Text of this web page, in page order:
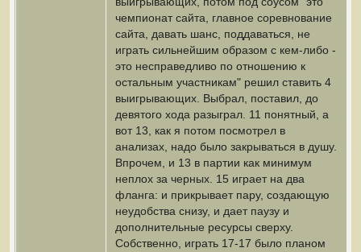
чемпионат сайта, главное соревнование
сайта, давать шанс, поддаваться, не
играть сильнейшим образом с кем-либо -
это несправедливо по отношению к
остальным участникам" решил ставить 4
выигрывающих. Выбрал, поставил, до
девятого хода разыграл. 11 понятный, а
вот 13, как я потом посмотрел в
анализах, надо было закрываться в душу.
Впрочем, и 13 в партии как минимум
неплох за черных. 15 играет на два
фланга: и прикрывает пару, создающую
неудобства снизу, и дает паузу и
дополнительные ресурсы сверху.
Собственно, играть 17-17 было планом